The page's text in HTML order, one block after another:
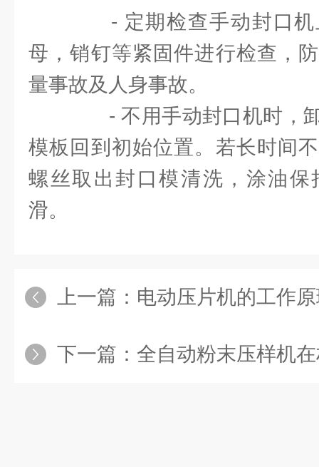
- 定期检查手动封口机
母，销钉等紧固件进行检查，
量事故及人身事故。
- 不用手动封口机时，卸
模板回到初始位置。若长时间
螺丝取出封口模清洗，涂油保
滑。
上一篇： 电动压片机的工作
下一篇： 全自动粉末压样机在材料科